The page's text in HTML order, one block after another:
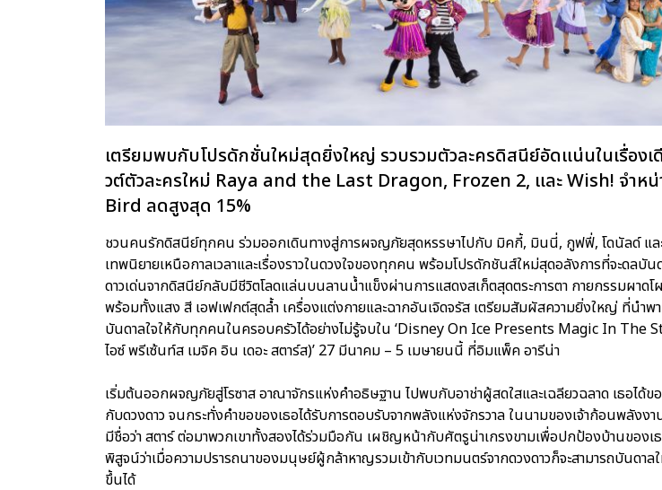
เตรียมพบกับโปรดักชั่นใหม่สุดยิ่งใหญ่ รวบรวมตัวละครดิสนีย์อัดแน่นในเรื่องเ
วต์ตัวละครใหม่ Raya and the Last Dragon, Frozen 2, และ Wish! จำห
Bird ลดสูงสุด 15%
ชวนคนรักดิสนีย์ทุกคน ร่วมออกเดินทางสู่การผจญภัยสุดหรรษาไปกับ มิคกี้, มินนี่, กูฟฟี่, โดนัลด์ แล
เทพนิยายเหนือกาลเวลาและเรื่องราวในดวงใจของทุกคน พร้อมโปรดักชันส์ใหม่สุดอลังการที่จะดลบันด
ดาวเด่นจากดิสนีย์กลับมีชีวิตโลดแล่นบนลานน้ำแข็งผ่านการแสดงสเก็ตสุดตระการตา กายกรรมผาดโ
พร้อมทั้งแสง สี เอฟเฟกต์สุดล้ำ เครื่องแต่งกายและฉากอันเจิดจรัส เตรียมสัมผัสความยิ่งใหญ่ ที่นำพ
บันดาลใจให้กับทุกคนในครอบครัวได้อย่างไม่รู้จบใน ‘Disney On Ice Presents Magic In The
ไอซ์ พรีเซ้นท์ส เมจิค อิน เดอะ สตาร์ส)’ 27 มีนาคม – 5 เมษายนนี้ ที่อิมแพ็ค อารีน่า
เริ่มต้นออกผจญภัยสู่โรซาส อาณาจักรแห่งคำอธิษฐาน ไปพบกับอาช่าผู้สดใสและเฉลียวฉลาด เธอได้ข
กับดวงดาว จนกระทั่งคำขอของเธอได้รับการตอบรับจากพลังแห่งจักรวาล ในนามของเจ้าก้อนพลังงา
มีชื่อว่า สตาร์ ต่อมาพวกเขาทั้งสองได้ร่วมมือกัน เผชิญหน้ากับศัตรูน่าเกรงขามเพื่อปกป้องบ้านของเ
พิสูจน์ว่าเมื่อความปรารถนาของมนุษย์ผู้กล้าหาญรวมเข้ากับเวทมนตร์จากดวงดาวก็จะสามารถบันดาล
ขึ้นได้